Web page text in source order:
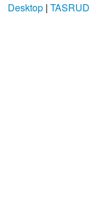
Desktop| TASRUD